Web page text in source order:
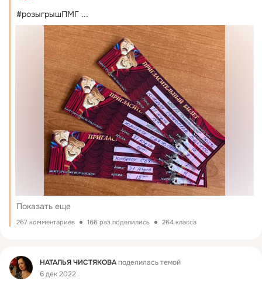
#розыгрышПМГ ...
Показать еще
267 комментариев 166 раз поделились 264 класса
Фид НАТАЛЬЯ ЧИСТЯКОВАподелилась темой
6 дек 2022